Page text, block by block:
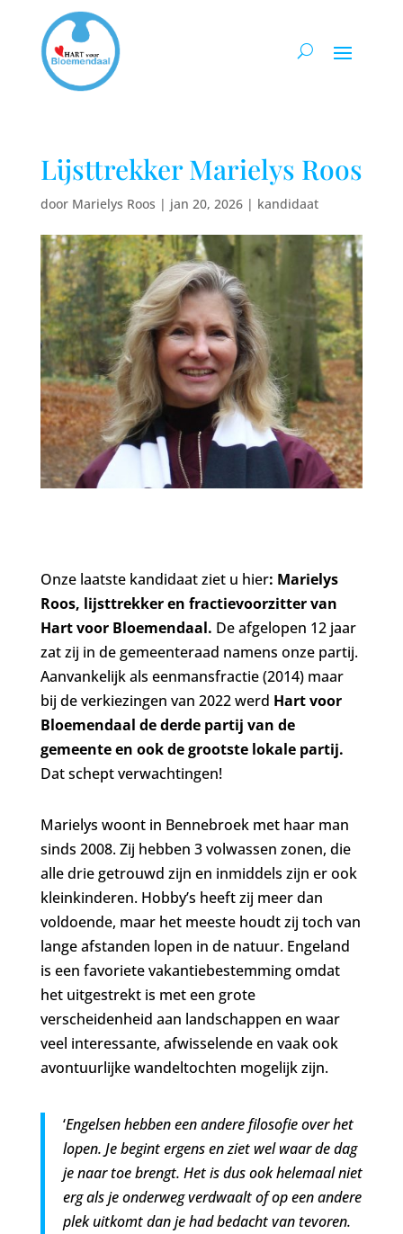
Lijsttrekker Marielys Roos
door Marielys Roos | jan 20, 2026| kandidaat
Onze laatste kandidaat ziet u hier: Marielys
Roos, lijsttrekker en fractievoorzitter van
Hart voor Bloemendaal. De afgelopen 12 jaar
zat zij in de gemeenteraad namens onze partij.
Aanvankelijk als eenmansfractie (2014) maar
bij de verkiezingen van 2022 werd Hart voor
Bloemendaal de derde partij van de
gemeente en ook de grootste lokale partij.
Dat schept verwachtingen!
Marielys woont in Bennebroek met haar man
sinds 2008. Zij hebben 3 volwassen zonen, die
alle drie getrouwd zijn en inmiddels zijn er ook
kleinkinderen. Hobby’s heeft zij meer dan
voldoende, maar het meeste houdt zij toch van
lange afstanden lopen in de natuur. Engeland
is een favoriete vakantiebestemming omdat
het uitgestrekt is met een grote
verscheidenheid aan landschappen en waar
veel interessante, afwisselende en vaak ook
avontuurlijke wandeltochten mogelijk zijn.
‘Engelsen hebben een andere filosofie over het
lopen. Je begint ergens en ziet wel waar de dag
je naar toe brengt. Het is dus ook helemaal niet
erg als je onderweg verdwaalt of op een andere
plek uitkomt dan je had bedacht van tevoren.